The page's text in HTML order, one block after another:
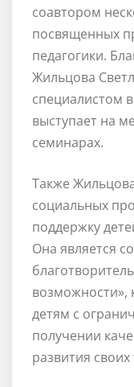
соавтором
посвященных
педагогики.
Жильцова
специалистом
выступает на
семинарах.
Также
социальных
поддержку
Она является
детям с
получении
развития своих